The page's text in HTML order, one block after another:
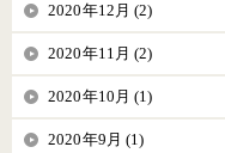
2020年12月 (2)
2020年11月 (2)
2020年10月 (1)
2020年9月 (1)